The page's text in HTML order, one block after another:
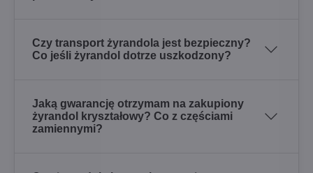
Czy transport żyrandola jest bezpieczny?
Co jeśli żyrandol dotrze uszkodzony?
Jaką gwarancję otrzymam na zakupiony
żyrandol kryształowy? Co z częściami
zamiennymi?